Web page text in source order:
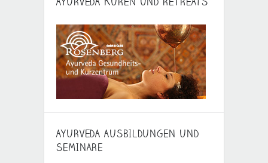
AYURVEDA AUSBILDUNGEN UND
SEMINARE